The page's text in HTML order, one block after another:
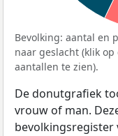
Bevolking: aantal en
naar geslacht (klik
aantallen te zien).
De donutgrafiek
vrouw of man.
bevolkingsregister